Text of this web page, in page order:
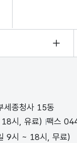
세종청사 15동
시, 유료) 팩스
9시 ~ 18시, 무료)